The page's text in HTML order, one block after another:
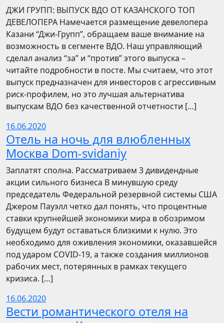
​​ДЖИ ГРУПП: ВЫПУСК ВДО ОТ КАЗАНСКОГО ТОП
ДЕВЕЛОПЕРА Намечается размещение девелопера
Казани “Джи-Групп”, обращаем ваше внимание на
возможность в сегменте ВДО. Наш управляющий
сделал анализ “за” и “против” этого выпуска –
читайте подробности в посте. Мы считаем, что этот
выпуск предназначен для инвесторов с агрессивным
риск-профилем, но это лучшая альтернатива
выпускам ВДО без качественной отчетности […]
16.06.2020
Отель на ночь для влюбленных
Москва Dom-svidaniy
Заплатят сполна. Рассматриваем 3 дивидендные
акции сильного бизнеса В минувшую среду
председатель Федеральной резервной системы США
Джером Пауэлл четко дал понять, что процентные
ставки крупнейшей экономики мира в обозримом
будущем будут оставаться близкими к нулю. Это
необходимо для оживления экономики, оказавшейся
под ударом COVID-19, а также создания миллионов
рабочих мест, потерянных в рамках текущего
кризиса. […]
16.06.2020
Вести романтического отеля на